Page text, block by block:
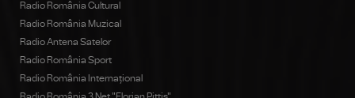
Radio România Cultural
Radio România Muzical
Radio Antena Satelor
Radio România Sport
Radio România Internațional